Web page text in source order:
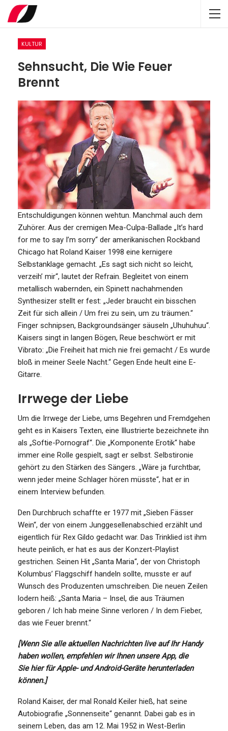
KULTUR
Sehnsucht, Die Wie Feuer
Brennt
Entschuldigungen können wehtun. Manchmal auch dem
Zuhörer. Aus der cremigen Mea-Culpa-Ballade „It’s hard
for me to say I’m sorry“ der amerikanischen Rockband
Chicago hat Roland Kaiser 1998 eine kernigere
Selbstanklage gemacht. „Es sagt sich nicht so leicht,
verzeih’ mir“, lautet der Refrain. Begleitet von einem
metallisch wabernden, ein Spinett nachahmenden
Synthesizer stellt er fest: „Jeder braucht ein bisschen
Zeit für sich allein / Um frei zu sein, um zu träumen.“
Finger schnipsen, Backgroundsänger säuseln „Uhuhuhuu“.
Kaisers singt in langen Bögen, Reue beschwört er mit
Vibrato: „Die Freiheit hat mich nie frei gemacht / Es wurde
bloß in meiner Seele Nacht.“ Gegen Ende heult eine E-
Gitarre.
Irrwege der Liebe
Um die Irrwege der Liebe, ums Begehren und Fremdgehen
geht es in Kaisers Texten, eine Illustrierte bezeichnete ihn
als „Softie-Pornograf“. Die „Komponente Erotik“ habe
immer eine Rolle gespielt, sagt er selbst. Selbstironie
gehört zu den Stärken des Sängers. „Wäre ja furchtbar,
wenn jeder meine Schlager hören müsste“, hat er in
einem Interview befunden.
Den Durchbruch schaffte er 1977 mit „Sieben Fässer
Wein“, der von einem Junggesellenabschied erzählt und
eigentlich für Rex Gildo gedacht war. Das Trinklied ist ihm
heute peinlich, er hat es aus der Konzert-Playlist
gestrichen. Seinen Hit „Santa Maria“, der von Christoph
Kolumbus’ Flaggschiff handeln sollte, musste er auf
Wunsch des Produzenten umschreiben. Die neuen Zeilen
lodern heiß: „Santa Maria – Insel, die aus Träumen
geboren / Ich hab meine Sinne verloren / In dem Fieber,
das wie Feuer brennt.“
[Wenn Sie alle aktuellen Nachrichten live auf Ihr Handy
haben wollen, empfehlen wir Ihnen unsere App, die
Sie hier für Apple- und Android-Geräte herunterladen
können.]
Roland Kaiser, der mal Ronald Keiler hieß, hat seine
Autobiografie „Sonnenseite“ genannt. Dabei gab es in
seinem Leben, das am 12. Mai 1952 in West-Berlin